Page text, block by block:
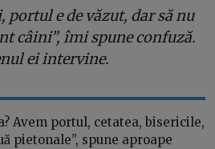
portul e de văzut, dar să nu
câini”, îmi spune confuză.
ei intervine.
Avem portul, cetatea, bisericile,
pietonale”, spune aproape